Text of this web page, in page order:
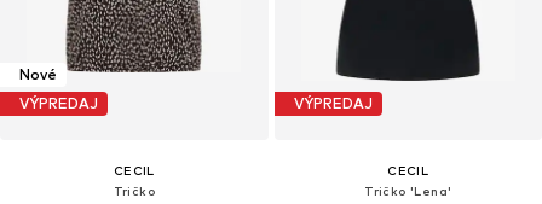
Nové
VÝPREDAJ
CECIL
Tričko
VÝPREDAJ
CECIL
Tričko 'Lena'